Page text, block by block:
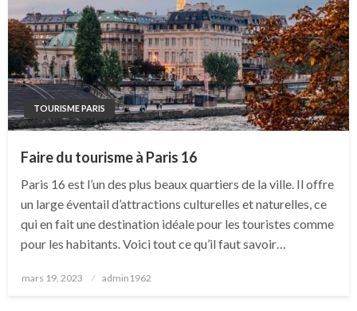
TOURISME PARIS
Faire du tourisme à Paris 16
Paris 16 est l’un des plus beaux quartiers de la ville. Il offre
un large éventail d’attractions culturelles et naturelles, ce
qui en fait une destination idéale pour les touristes comme
pour les habitants. Voici tout ce qu’il faut savoir…
Posted
mars 19, 2023 admin1962